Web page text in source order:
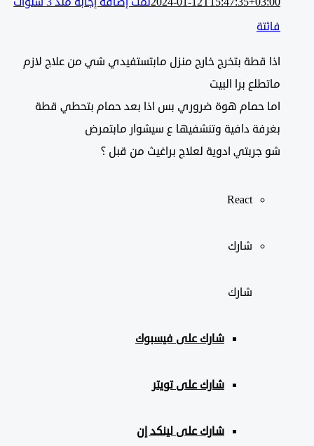
اذا قطة بتخرج خارج منزل مابتستفيدي شي من علاج لازم
ماتطلع برا البيت
اما حمام هوة ضروري بس اذا بعد حمام بتحطي قطة
بغرفة دافية وتنشفيها ع سيشوار مابتمرض
شو جربتي ادوية لعلاج براغيث من قبل ؟
React
شارك
شارك علىفيسبوك
شارك على تويتر
شارك على لينكد إن